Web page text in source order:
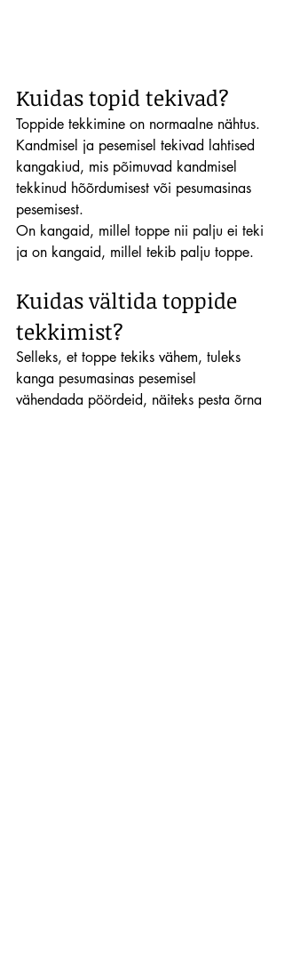
Kuidas topid tekivad?
Toppide tekkimine on normaalne nähtus.
Kandmisel ja pesemisel tekivad lahtised
kangakiud, mis põimuvad kandmisel
tekkinud hõõrdumisest või pesumasinas
pesemisest.
On kangaid, millel toppe nii palju ei teki
ja on kangaid, millel tekib palju toppe.
Kuidas vältida toppide
tekkimist?
Selleks, et toppe tekiks vähem, tuleks
kanga pesumasinas pesemisel
vähendada pöördeid, näiteks pesta õrna